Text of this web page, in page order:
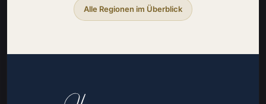
Alle Regionen im Überblick